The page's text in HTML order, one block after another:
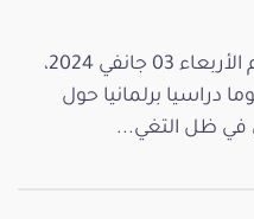
نظّم مجلس نواب الشعب اليوم الأربعاء 03 جانفي 2024،
دراسيا برلمانيا حول
في ظل التغي...